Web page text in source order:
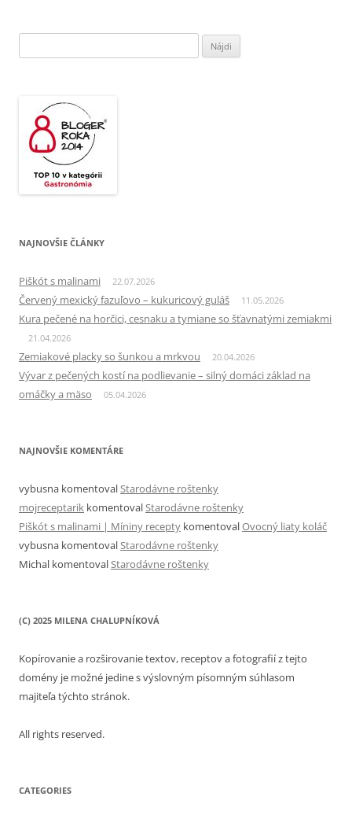
NAJNOVŠIE ČLÁNKY
Piškót s malinami 22.07.2026
Červený mexický fazuľovo – kukuricový guláš 11.05.2026
Kura pečené na horčici, cesnaku a tymiane so šťavnatými zemiakmi
21.04.2026
Zemiakové placky so šunkou a mrkvou 20.04.2026
Vývar z pečených kostí na podlievanie – silný domáci základ na
omáčky a mäso
05.04.2026
NAJNOVŠIE KOMENTÁRE
vybusna komentovalStarodávne roštenky
mojreceptarik komentovalStarodávne roštenky
Piškót s malinami | Míniny recepty komentovalOvocný liaty koláč
vybusna komentovalStarodávne roštenky
Michal komentovalStarodávne roštenky
(C) 2025 MILENA CHALUPNÍKOVÁ
Kopírovanie a rozširovanie textov, receptov a fotografií z tejto
domény je možné jedine s výslovným písomným súhlasom
majiteľa týchto stránok.
All rights reserved.
CATEGORIES